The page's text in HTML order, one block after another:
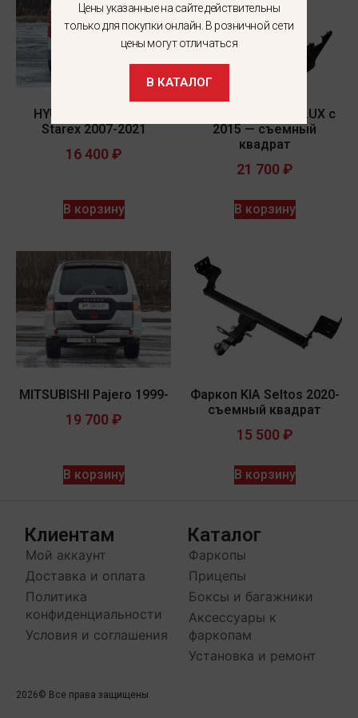
HYUNDAI H-1 2007-/
Starex 2007-2021
16 400 ₽
В корзину
Фаркоп Toyota HILUX с
2015 — съемный
квадрат
21 700 ₽
В корзину
MITSUBISHI Pajero 1999-
19 700 ₽
В корзину
Фаркоп KIA Seltos 2020-
съемный квадрат
15 500 ₽
В корзину
Клиентам
Мой аккаунт
Доставка и оплата
Политика
конфиденциальности
Условия и соглашения
Каталог
Фаркопы
Прицепы
Боксы и багажники
Аксессуары к
фаркопам
Установка и ремонт
2026© Все права защищены
Цены указанные на сайте действительны
только для покупки онлайн. В розничной сети
цены могут отличаться
В КАТАЛОГ